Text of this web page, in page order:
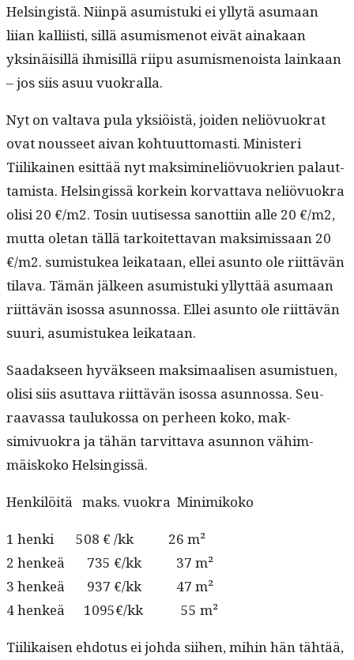
Helsingistä. Niin­pä asum­is­tu­ki ei yllytä asumaan
liian kalli­isti, sil­lä asum­is­menot eivät ainakaan
yksinäisil­lä ihmisil­lä riipu asum­is­menoista lainkaan
– jos siis asuu vuokralla.
Nyt on val­ta­va pula yksiöistä, joiden neliövuokrat
ovat nousseet aivan kohtu­ut­tomasti. Min­is­teri
Tiilikainen esit­tää nyt mak­simineliövuokrien palaut­
tamista. Helsingis­sä korkein kor­vat­ta­va neliövuokra
olisi 20 €/m2. Tosin uutises­sa san­ot­ti­in alle 20 €/m2,
mut­ta ole­tan täl­lä tarkoitet­ta­van mak­simis­saan 20
€/m2. sum­is­tukea leikataan, ellei asun­to ole riit­tävän
tila­va. Tämän jäl­keen asum­is­tu­ki yllyt­tää asumaan
riit­tävän isos­sa asun­nos­sa. Ellei asun­to ole riit­tävän
suuri, asum­is­tukea leikataan.
Saadak­seen hyväk­seen mak­si­maalisen asum­istuen,
olisi siis asut­ta­va riit­tävän isos­sa asun­nos­sa. Seu­
raavas­sa taulukos­sa on per­heen koko, mak­
simivuokra ja tähän tarvit­ta­va asun­non vähim­
mäiskoko Helsingissä.
Henkilöitä maks. vuokra Minimikoko
1 hen­ki 508 € /kk 26 m²
2 henkeä 735 €/kk 37 m²
3 henkeä 937 €/kk 47 m²
4 henkeä 1095€/kk 55 m²
Tiilikaisen ehdo­tus ei joh­da siihen, mihin hän tähtää,